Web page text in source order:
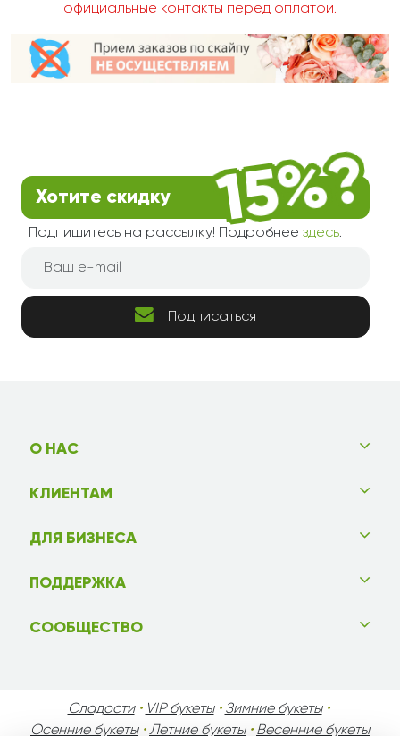
официальные контакты перед оплатой.
Хотите скидку
Подпишитесь на рассылку! Подробнее здесь.
Подписаться
О НАС
КЛИЕНТАМ
ДЛЯ БИЗНЕСА
ПОДДЕРЖКА
СООБЩЕСТВО
Сладости• VIP букеты• Зимние букеты•
Осенние букеты•Летние букеты• Весенние букеты